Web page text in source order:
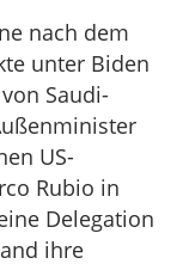
nach dem
unter Biden
Saudi-
US-
Rubio in
Delegation
ihre